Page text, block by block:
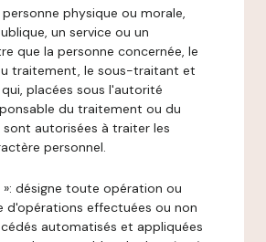
personne physique ou morale,
un service ou un
que la personne concernée, le
traitement, le sous-traitant et
placées sous l'autorité
du traitement ou du
autorisées à traiter les
personnel.
désigne toute opération ou
d'opérations effectuées ou non
automatisés et appliquées